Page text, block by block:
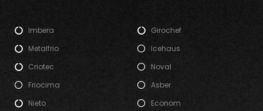
Imbera
Metalfrio
Criotec
Friocima
Nieto
Girochef
Icehaus
Noval
Asber
Econom